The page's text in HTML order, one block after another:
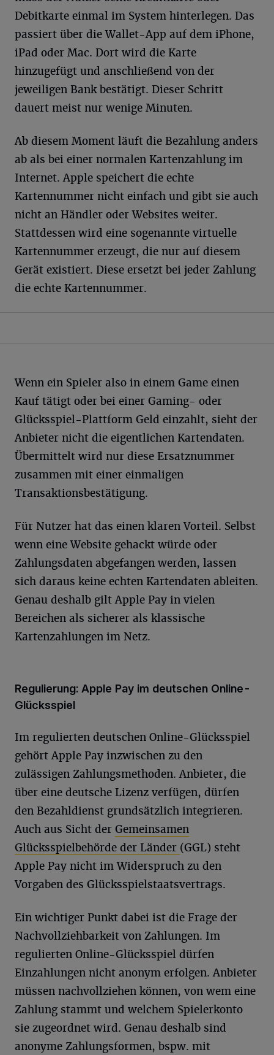
Debitkarte einmal im System hinterlegen. Das
passiert über die Wallet-App auf dem iPhone,
iPad oder Mac. Dort wird die Karte
hinzugefügt und anschließend von der
jeweiligen Bank bestätigt. Dieser Schritt
dauert meist nur wenige Minuten.
Ab diesem Moment läuft die Bezahlung anders
ab als bei einer normalen Kartenzahlung im
Internet. Apple speichert die echte
Kartennummer nicht einfach und gibt sie auch
nicht an Händler oder Websites weiter.
Stattdessen wird eine sogenannte virtuelle
Kartennummer erzeugt, die nur auf diesem
Gerät existiert. Diese ersetzt bei jeder Zahlung
die echte Kartennummer.
Wenn ein Spieler also in einem Game einen
Kauf tätigt oder bei einer Gaming- oder
Glücksspiel-Plattform Geld einzahlt, sieht der
Anbieter nicht die eigentlichen Kartendaten.
Übermittelt wird nur diese Ersatznummer
zusammen mit einer einmaligen
Transaktionsbestätigung.
Für Nutzer hat das einen klaren Vorteil. Selbst
wenn eine Website gehackt würde oder
Zahlungsdaten abgefangen werden, lassen
sich daraus keine echten Kartendaten ableiten.
Genau deshalb gilt Apple Pay in vielen
Bereichen als sicherer als klassische
Kartenzahlungen im Netz.
Regulierung: Apple Pay im deutschen Online-
Glücksspiel
Im regulierten deutschen Online-Glücksspiel
gehört Apple Pay inzwischen zu den
zulässigen Zahlungsmethoden. Anbieter, die
über eine deutsche Lizenz verfügen, dürfen
den Bezahldienst grundsätzlich integrieren.
Auch aus Sicht der Gemeinsamen
Glücksspielbehörde der Länder (GGL) steht
Apple Pay nicht im Widerspruch zu den
Vorgaben des Glücksspielstaatsvertrags.
Ein wichtiger Punkt dabei ist die Frage der
Nachvollziehbarkeit von Zahlungen. Im
regulierten Online-Glücksspiel dürfen
Einzahlungen nicht anonym erfolgen. Anbieter
müssen nachvollziehen können, von wem eine
Zahlung stammt und welchem Spielerkonto
sie zugeordnet wird. Genau deshalb sind
anonyme Zahlungsformen, bspw. mit